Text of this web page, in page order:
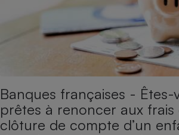
Banques françaises - Êtes-
prêtes à renoncer aux frais
clôture de compte d’un